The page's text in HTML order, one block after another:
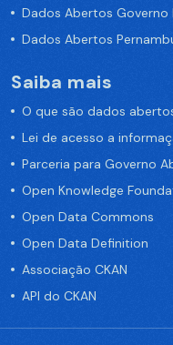
Dados Abertos Governo
Dados Abertos
Saiba mais
O que são dados
Lei de acesso a
Parceria para Governo
Open Knowledge
Open Data Commons
Open Data Definition
Associação CKAN
API do CKAN